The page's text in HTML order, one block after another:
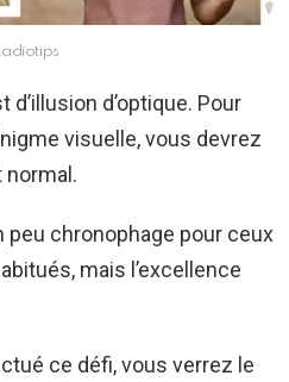
d’optique. Pour
visuelle, vous devrez
normal.
chronophage pour ceux
mais l’excellence
ce défi, vous verrez le